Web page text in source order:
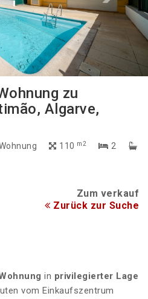
zu
Algarve,
110 m2
2
Zum verkauf
Zurück zur Suche
in privilegierter Lage
vom Einkaufszentrum